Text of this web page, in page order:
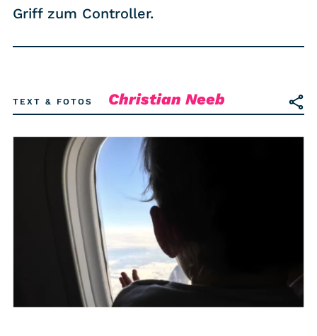
Griff zum Controller.
TEXT & FOTOS Christian Neeb